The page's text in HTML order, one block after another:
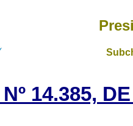
14.385,